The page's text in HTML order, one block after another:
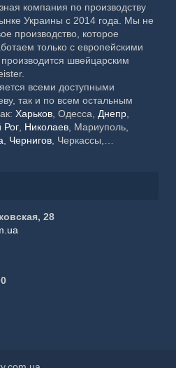
компания по производству
Украины с 2014 года. Мы не
производство, которое
только с европейскими
швейцарским
всеми доступными
так и по всем остальным
Харьков , Одесса, Днепр
Рог Николаев , Мариуполь,
Чернигов , Черкассы,
Краматорск, Мелитополь,
Бердянск, Бровары,
28